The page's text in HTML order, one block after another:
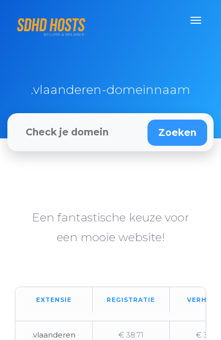
.vlaanderen-domeinnaam
Een fantastische keuze voor
een mooie website!
EXTENSIE REGISTRATIE
.vlaanderen € 38.71 € 38.71